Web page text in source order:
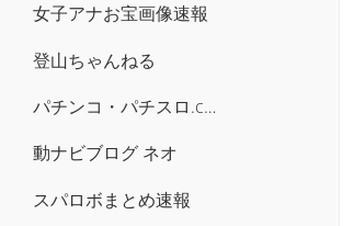
女子アナお宝画像速報
登山ちゃんねる
パチンコ・パチスロ.com
動ナビブログ ネオ
スパロボまとめ速報